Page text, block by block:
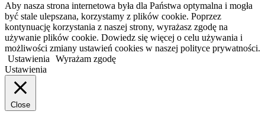
Aby nasza strona internetowa była dla Państwa optymalna i mogła
być stale ulepszana, korzystamy z plików cookie. Poprzez
kontynuację korzystania z naszej strony, wyrażasz zgodę na
używanie plików cookie. Dowiedz się więcej o celu używania i
możliwości zmiany ustawień cookies w naszej polityce prywatności.
Ustawienia
Wyrażam zgodę
Ustawienia
Close